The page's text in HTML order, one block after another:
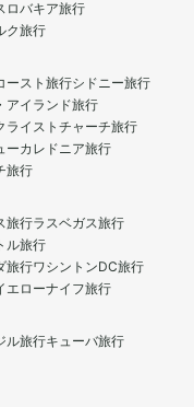
ロバキア旅行
ク旅行
ースト旅行シドニー旅行
アイランド旅行
ライストチャーチ旅行
ーカレドニア旅行
旅行
旅行ラスベガス旅行
ル旅行
旅行ワシントンDC旅行
エローナイフ旅行
ル旅行キューバ旅行